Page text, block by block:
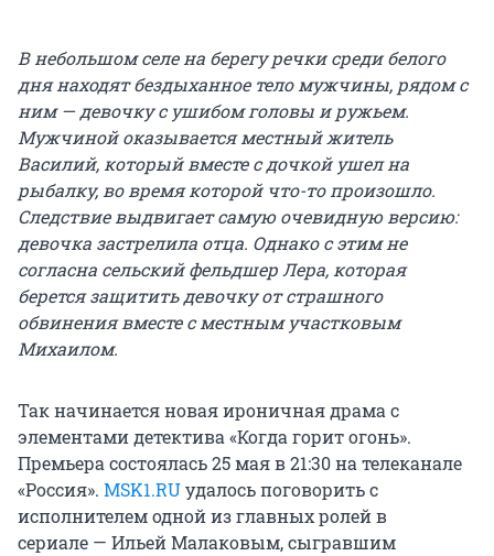
В небольшом селе на берегу речки среди белого
дня находят бездыханное тело мужчины, рядом с
ним — девочку с ушибом головы и ружьем.
Мужчиной оказывается местный житель
Василий, который вместе с дочкой ушел на
рыбалку, во время которой что-то произошло.
Следствие выдвигает самую очевидную версию:
девочка застрелила отца. Однако с этим не
согласна сельский фельдшер Лера, которая
берется защитить девочку от страшного
обвинения вместе с местным участковым
Михаилом.
Так начинается новая ироничная драма с
элементами детектива «Когда горит огонь».
Премьера состоялась 25 мая в 21:30 на телеканале
«Россия». MSK1.RUудалось поговорить с
исполнителем одной из главных ролей в
сериале — Ильей Малаковым, сыгравшим